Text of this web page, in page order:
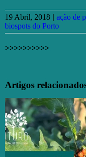
19 Abril, 2018 | ação de
biospots do Porto
>>>>>>>>>>
mas
publicado)
Artigos